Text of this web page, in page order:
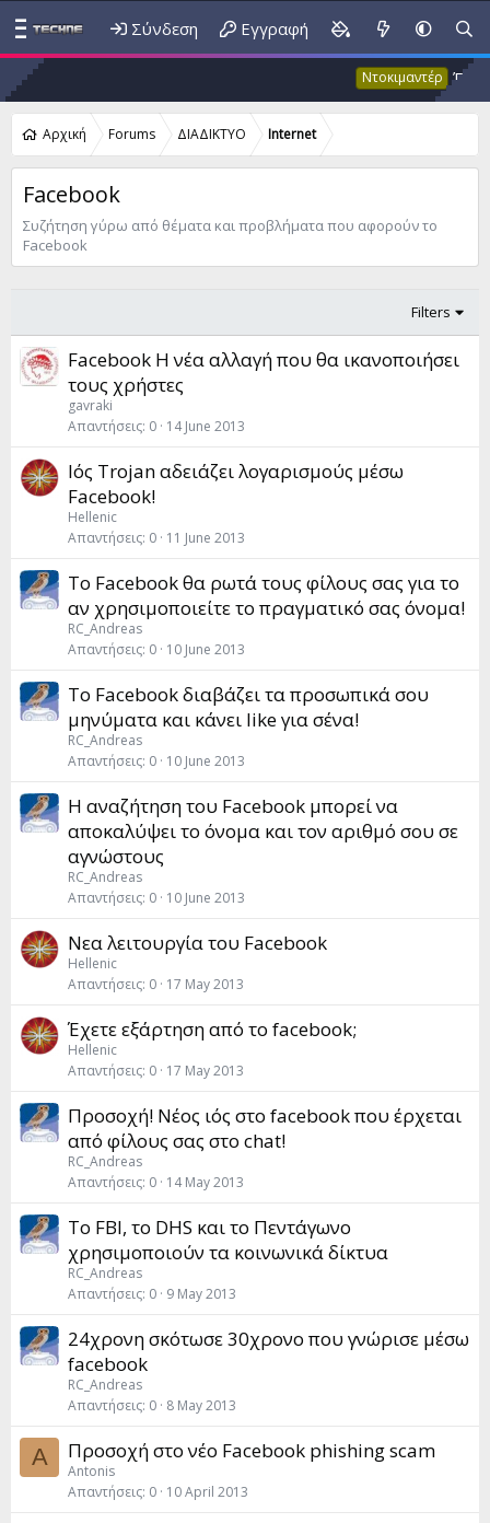
Σύνδεση Εγγραφή
Ντοκιμαντέρ
Αρχική Forums ΔΙΑΔΙΚΤΥΟ Internet
Facebook
Συζήτηση γύρω από θέματα και προβλήματα που αφορούν το
Facebook
Filters
Facebook Η νέα αλλαγή που θα ικανοποιήσει
τους χρήστες
gavraki
Απαντήσεις 0 14 June 2013
Ιός Trojan αδειάζει λογαρισμούς μέσω
Facebook!
Hellenic
Απαντήσεις 0 11 June 2013
Το Facebook θα ρωτά τους φίλους σας για το
αν χρησιμοποιείτε το πραγματικό σας όνομα!
RC_Andreas
Απαντήσεις 0 10 June 2013
To Facebook διαβάζει τα προσωπικά σου
μηνύματα και κάνει like για σένα!
RC_Andreas
Απαντήσεις 0 10 June 2013
Η αναζήτηση του Facebook μπορεί να
αποκαλύψει το όνομα και τον αριθμό σου σε
αγνώστους
RC_Andreas
Απαντήσεις 0 10 June 2013
Νεα λειτουργία του Facebook
Hellenic
Απαντήσεις 0 17 May 2013
Έχετε εξάρτηση από το facebook;
Hellenic
Απαντήσεις 0 17 May 2013
Προσοχή! Νέος ιός στο facebook που έρχεται
από φίλους σας στο chat!
RC_Andreas
Απαντήσεις 0 14 May 2013
Το FBI, το DHS και το Πεντάγωνο
χρησιμοποιούν τα κοινωνικά δίκτυα
RC_Andreas
Απαντήσεις 0 9 May 2013
24χρονη σκότωσε 30χρονο που γνώρισε μέσω
facebook
RC_Andreas
Απαντήσεις 0 8 May 2013
A Προσοχή στο νέο Facebook phishing scam
Antonis
Απαντήσεις 0 10 April 2013